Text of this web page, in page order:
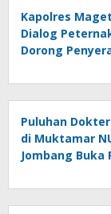
Kapolres
Dialog
Dorong
Puluhan
di Muktamar
Jombang Buka